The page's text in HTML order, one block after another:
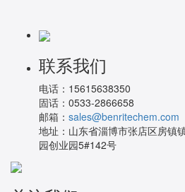
联系我们
电话： 15615638350
固话： 0533-2866658
邮箱： sales@benritechem.com
地址： 山东省淄博市张店区房镇
园创业园5#142号